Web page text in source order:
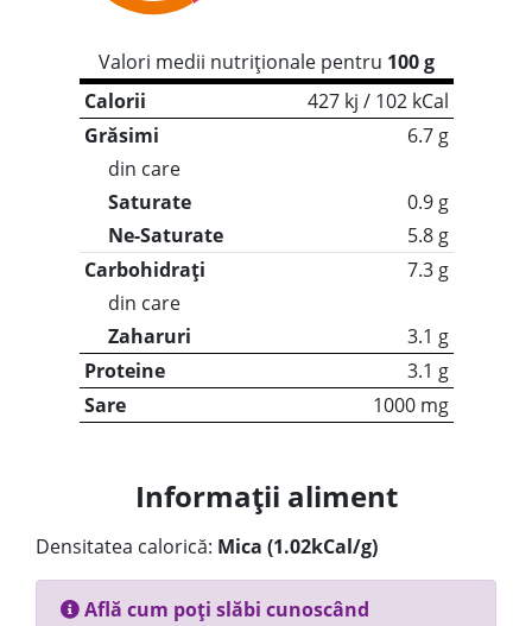
Valori medii nutriționale pentru 100 g
Calorii
427 kj / 102 kCal
Grăsimi
6.7 g
din care
Saturate
0.9 g
Ne-Saturate
5.8 g
Carbohidrați
7.3 g
din care
Zaharuri
3.1 g
Proteine
3.1 g
Sare
1000 mg
Informații aliment
Densitatea calorică: Mica (1.02kCal/g)
Află cum poți slăbi cunoscând